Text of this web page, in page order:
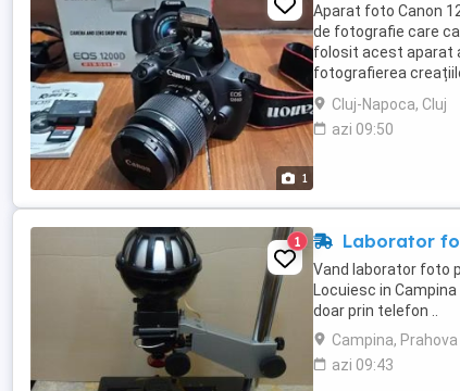
1
Aparat foto Canon
de fotografie care
folosit acest aparat
fotografierea
nou, acest aparat nu
Cluj-Napoca, Cluj
azi 09:50
1 Laborator
Vand laborator foto
Locuiesc in
doar prin telefon ..
Campina, Prahova
azi 09:43